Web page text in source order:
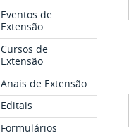
Eventos de
Extensão
Cursos de
Extensão
Anais de Extensão
Editais
Formulários